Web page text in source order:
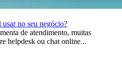
no seu negócio?
de atendimento, muitas
helpdesk ou chat online...